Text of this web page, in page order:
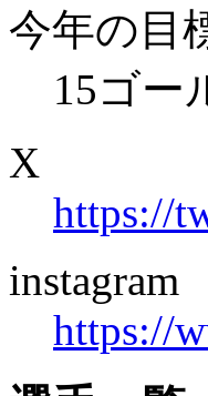
今年の目
15ゴー
X
https://
instagram
https://